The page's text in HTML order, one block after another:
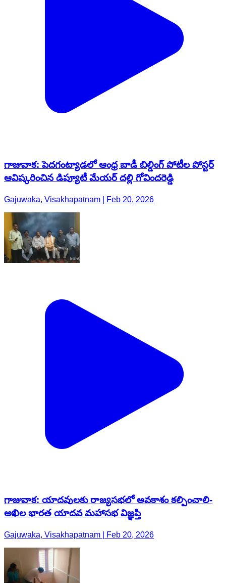
గాజువాక: పెదగంట్యాడలో ఆంధ్ర బాడీ బిల్డింగ్ పోటీల పోస్టర్
ఆవిష్కరించిన డిప్యూటీ మేయర్ దల్లి గోవిందరెడ్డి
Gajuwaka, Visakhapatnam | Feb 20, 2026
గాజువాక: యాదవులకు రాజ్యసభలో అవకాశం కల్పించాలి-
అఖిల భారత యాదవ మహాసభ విజ్ఞప్తి
Gajuwaka, Visakhapatnam | Feb 20, 2026